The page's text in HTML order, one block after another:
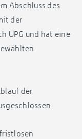
Abschluss des
der
UPG und hat eine
der